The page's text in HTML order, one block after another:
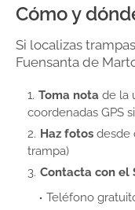
Cómo y
Si localizas
Fuensanta de
Toma nota de la
coordenadas GPS
Haz fotos desde
trampa)
Contacta con el
Teléfono